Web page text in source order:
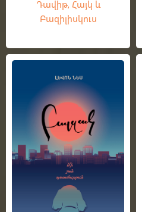
Դավիթ, Հայկ և
Բազիլիսկուս